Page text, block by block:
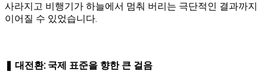
사라지고 비행기가 하늘에서 멈춰 버리는 극단적인 결과까지
이어질 수 있었습니다.
❚ 대전환: 국제 표준을 향한 큰 걸음